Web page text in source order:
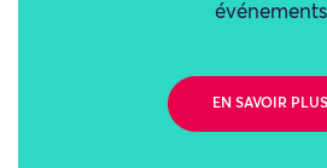
événements
EN SAVOIR PLUS